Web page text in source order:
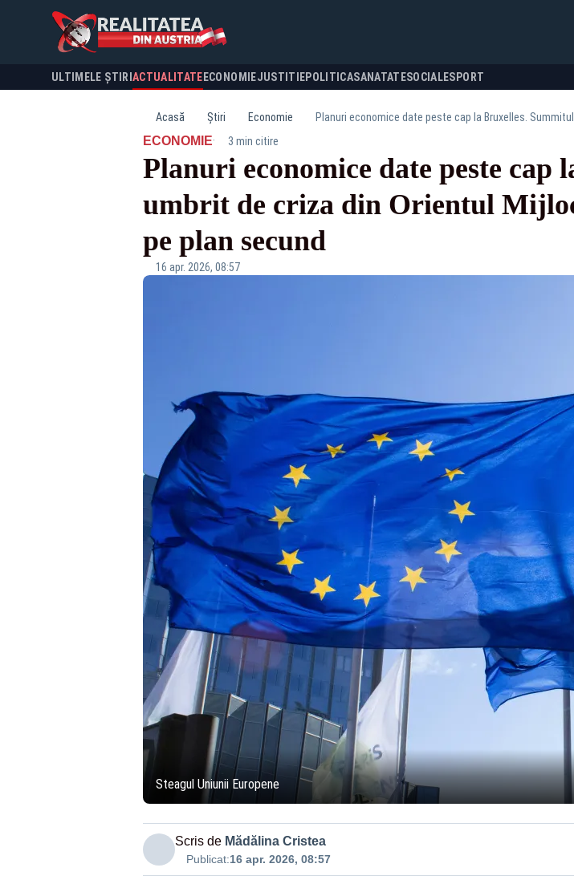
ULTIMELE ȘTIRI ACTUALITATE ECONOMIEJUSTITIEPOLITICASANATATESOCIALESPORT
Acasă Știri Economie Planuri economice date peste cap la Bruxelles.
ECONOMIE· 3 min citire
Planuri economice date peste cap
umbrit de criza din Orientul
pe plan secund
16 apr. 2026, 08:57
Steagul Uniunii Europene
Scris de Mădălina Cristea
Publicat:16 apr. 2026, 08:57